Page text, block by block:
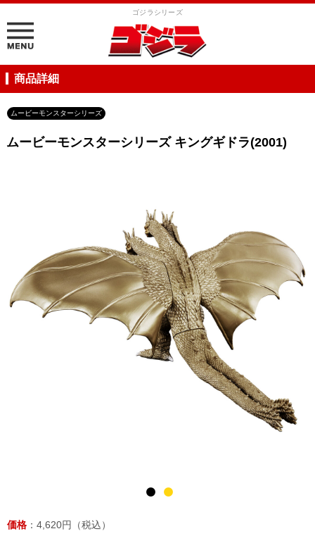
ゴジラシリーズ
商品詳細
ムービーモンスターシリーズ
ムービーモンスターシリーズ キングギドラ(2001)
価格 ：4,620円（税込）